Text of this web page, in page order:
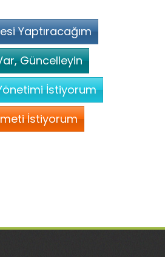
Yaptıracağım
Güncelleyin
İstiyorum
İstiyorum